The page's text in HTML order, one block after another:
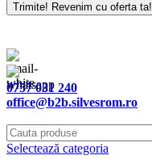
Trimite! Revenim cu oferta ta!
0757 031 240
office@b2b.silvesrom.ro
Selectează categoria